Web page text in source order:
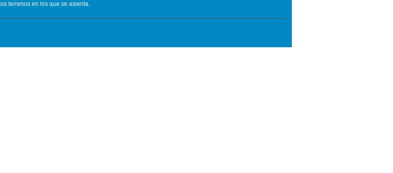
terrenos en los que se asienta.